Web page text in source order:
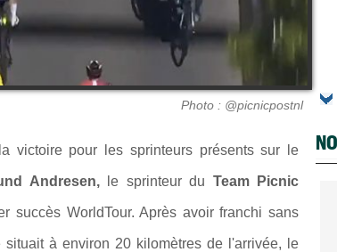
Photo : @picnicpostnl
victoire pour les sprinteurs présents sur le
Andresen, le sprinteur du Team Picnic
succès WorldTour. Après avoir franchi sans
à environ 20 kilomètres de l'arrivée, le